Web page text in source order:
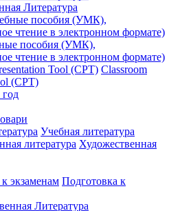
Литература
пособия (УМК),
чтение в электронном формате)
Classroom
(CPT)
Учебная литература
Художественная
Подготовка к